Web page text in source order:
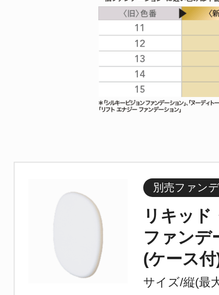
別売ファン
リキッド
ファンデ
(ケース
サイズ/縦(最